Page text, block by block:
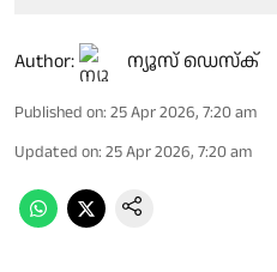
Author: ന്യൂസ് ഡെസ്ക്
Published on: 25 Apr 2026, 7:20 am
Updated on: 25 Apr 2026, 7:20 am